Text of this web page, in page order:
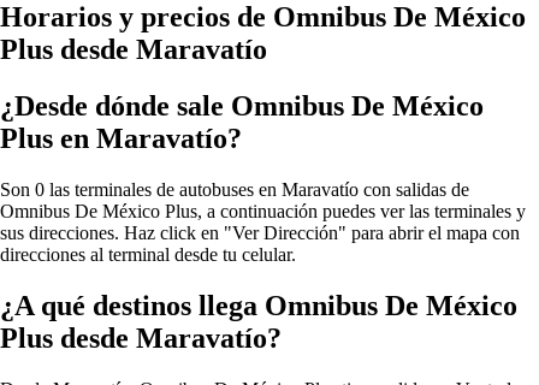
Horarios y precios de Omnibus De México
Plus desde Maravatío
¿Desde dónde sale Omnibus De México
Plus en Maravatío?
Son 0 las terminales de autobuses en Maravatío con salidas de
Omnibus De México Plus, a continuación puedes ver las terminales y
sus direcciones. Haz click en "Ver Dirección" para abrir el mapa con
direcciones al terminal desde tu celular.
¿A qué destinos llega Omnibus De México
Plus desde Maravatío?